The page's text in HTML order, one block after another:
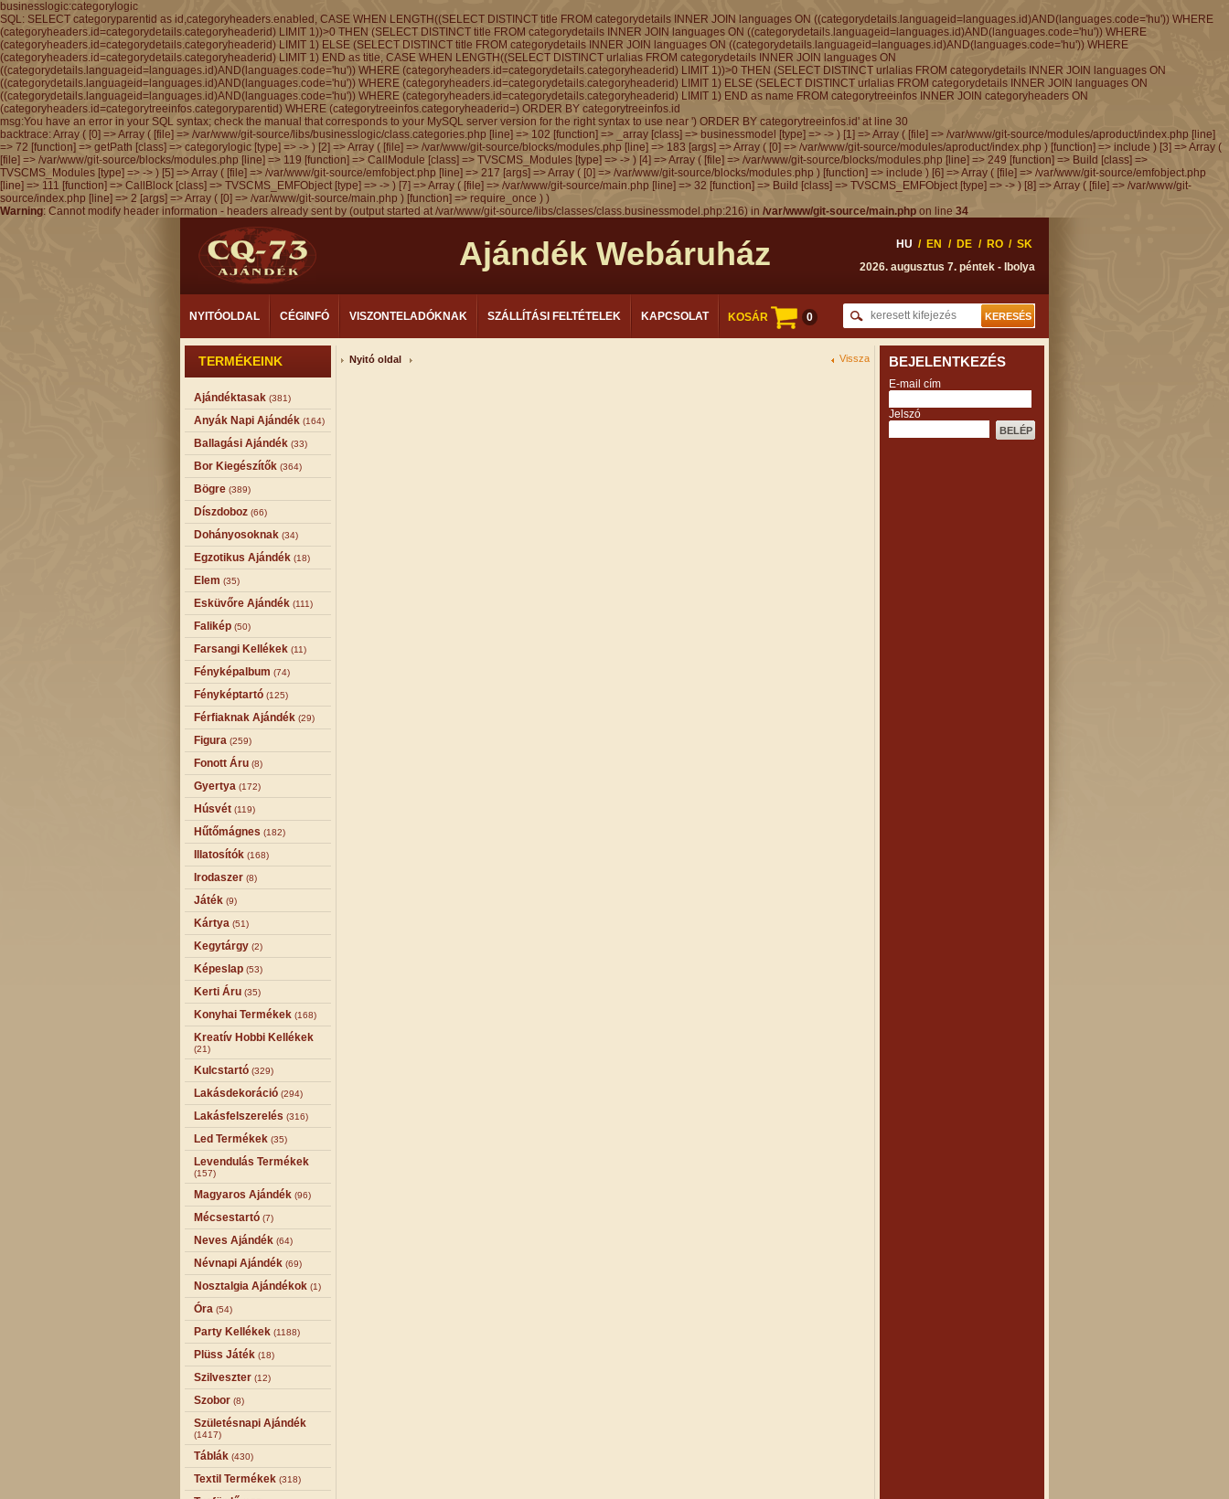
businesslogic:categorylogic
SQL: SELECT categoryparentid as id,categoryheaders.enabled, CASE WHEN LENGTH((SELECT DISTINCT title FROM categorydetails INNER JOIN languages ON ((categorydetails.languageid=languages.id)AND(languages.code='hu')) WHERE
(categoryheaders.id=categorydetails.categoryheaderid) LIMIT 1))>0 THEN (SELECT DISTINCT title FROM categorydetails INNER JOIN languages ON ((categorydetails.languageid=languages.id)AND(languages.code='hu')) WHERE
(categoryheaders.id=categorydetails.categoryheaderid) LIMIT 1) ELSE (SELECT DISTINCT title FROM categorydetails INNER JOIN languages ON ((categorydetails.languageid=languages.id)AND(languages.code='hu')) WHERE
(categoryheaders.id=categorydetails.categoryheaderid) LIMIT 1) END as title, CASE WHEN LENGTH((SELECT DISTINCT urlalias FROM categorydetails INNER JOIN languages ON
((categorydetails.languageid=languages.id)AND(languages.code='hu')) WHERE (categoryheaders.id=categorydetails.categoryheaderid) LIMIT 1))>0 THEN (SELECT DISTINCT urlalias FROM categorydetails INNER JOIN languages ON
((categorydetails.languageid=languages.id)AND(languages.code='hu')) WHERE (categoryheaders.id=categorydetails.categoryheaderid) LIMIT 1) ELSE (SELECT DISTINCT urlalias FROM categorydetails INNER JOIN languages ON
((categorydetails.languageid=languages.id)AND(languages.code='hu')) WHERE (categoryheaders.id=categorydetails.categoryheaderid) LIMIT 1) END as name FROM categorytreeinfos INNER JOIN categoryheaders ON
(categoryheaders.id=categorytreeinfos.categoryparentid) WHERE (categorytreeinfos.categoryheaderid=) ORDER BY categorytreeinfos.id
msg:You have an error in your SQL syntax; check the manual that corresponds to your MySQL server version for the right syntax to use near ') ORDER BY categorytreeinfos.id' at line 30
backtrace: Array ( [0] => Array ( [file] => /var/www/git-source/libs/businesslogic/class.categories.php [line] => 102 [function] => _array [class] => businessmodel [type] => -> ) [1] => Array ( [file] => /var/www/git-source/modules/aproduct/index.php [line]
=> 72 [function] => getPath [class] => categorylogic [type] => -> ) [2] => Array ( [file] => /var/www/git-source/blocks/modules.php [line] => 183 [args] => Array ( [0] => /var/www/git-source/modules/aproduct/index.php ) [function] => include ) [3] => Array (
[file] => /var/www/git-source/blocks/modules.php [line] => 119 [function] => CallModule [class] => TVSCMS_Modules [type] => -> ) [4] => Array ( [file] => /var/www/git-source/blocks/modules.php [line] => 249 [function] => Build [class] =>
TVSCMS_Modules [type] => -> ) [5] => Array ( [file] => /var/www/git-source/emfobject.php [line] => 217 [args] => Array ( [0] => /var/www/git-source/blocks/modules.php ) [function] => include ) [6] => Array ( [file] => /var/www/git-source/emfobject.php
[line] => 111 [function] => CallBlock [class] => TVSCMS_EMFObject [type] => -> ) [7] => Array ( [file] => /var/www/git-source/main.php [line] => 32 [function] => Build [class] => TVSCMS_EMFObject [type] => -> ) [8] => Array ( [file] => /var/www/git-
source/index.php [line] => 2 [args] => Array ( [0] => /var/www/git-source/main.php ) [function] => require_once ) )
Warning: Cannot modify header information - headers already sent by (output started at /var/www/git-source/libs/classes/class.businessmodel.php:216) in /var/www/git-source/main.php on line 34
Ajándék Webáruház HU / EN / DE / RO / SK
2026. augusztus 7. péntek - Ibolya
NYITÓOLDAL CÉGINFÓ VISZONTELADÓKNAK SZÁLLÍTÁSI FELTÉTELEK KAPCSOLAT KOSÁR 0
TERMÉKEINK
Ajándéktasak (381)
Anyák Napi Ajándék (164)
Ballagási Ajándék (33)
Bor Kiegészítők (364)
Bögre (389)
Díszdoboz (66)
Dohányosoknak (34)
Egzotikus Ajándék (18)
Elem (35)
Esküvőre Ajándék (111)
Falikép (50)
Farsangi Kellékek (11)
Fényképalbum (74)
Fényképtartó (125)
Férfiaknak Ajándék (29)
Figura (259)
Fonott Áru (8)
Gyertya (172)
Húsvét (119)
Hűtőmágnes (182)
Illatosítók (168)
Irodaszer (8)
Játék (9)
Kártya (51)
Kegytárgy (2)
Képeslap (53)
Kerti Áru (35)
Konyhai Termékek (168)
Kreatív Hobbi Kellékek
(21)
Kulcstartó (329)
Lakásdekoráció (294)
Lakásfelszerelés (316)
Led Termékek (35)
Levendulás Termékek
(157)
Magyaros Ajándék (96)
Mécsestartó (7)
Neves Ajándék (64)
Névnapi Ajándék (69)
Nosztalgia Ajándékok (1)
Óra (54)
Party Kellékek (1188)
Plüss Játék (18)
Szilveszter (12)
Szobor (8)
Születésnapi Ajándék
(1417)
Táblák (430)
Textil Termékek (318)
Nyitó oldal Vissza BEJELENTKEZÉS
E-mail cím
Jelszó